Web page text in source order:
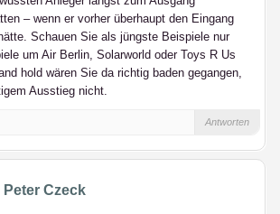
– wenn er vorher überhaupt den Eingang
Schauen Sie als jüngste Beispiele nur
um Air Berlin, Solarworld oder Toys R Us
hold wären Sie da richtig baden gegangen,
Ausstieg nicht.
Antworten
Peter Czeck